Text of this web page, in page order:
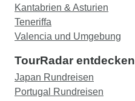
Kantabrien & Asturien
Teneriffa
Valencia und Umgebung
TourRadar entdecken
Japan Rundreisen
Portugal Rundreisen